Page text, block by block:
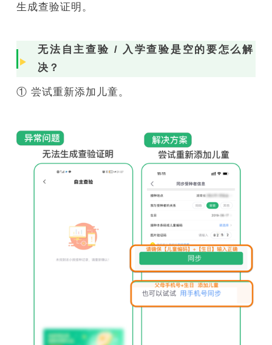
生成查验证明。
无法自主查验 / 入学查验是空的要怎么解
决？
① 尝试重新添加儿童。